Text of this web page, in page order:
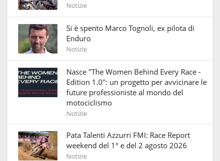
Notizie
Si è spento Marco Tognoli, ex pilota di
Enduro
Notizie
Nasce "The Women Behind Every Race -
Edition 1.0": un progetto per avvicinare le
future professioniste al mondo del
motociclismo
Notizie
Pata Talenti Azzurri FMI: Race Report
weekend del 1° e del 2 agosto 2026
Notizie